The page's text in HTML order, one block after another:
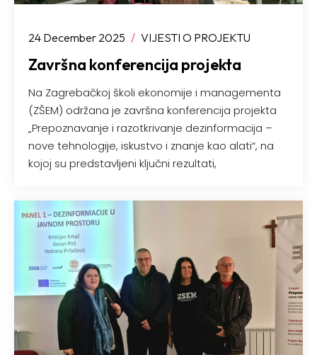
24 December 2025 / VIJESTI O PROJEKTU
Završna konferencija projekta
Na Zagrebačkoj školi ekonomije i managementa
(ZŠEM) održana je završna konferencija projekta
„Prepoznavanje i razotkrivanje dezinformacija –
nove tehnologije, iskustvo i znanje kao alati“, na
kojoj su predstavljeni ključni rezultati,